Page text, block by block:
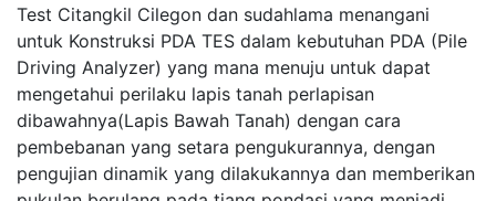
Test Citangkil Cilegon dan sudahlama menangani
untuk Konstruksi PDA TES dalam kebutuhan PDA (Pile
Driving Analyzer) yang mana menuju untuk dapat
mengetahui perilaku lapis tanah perlapisan
dibawahnya(Lapis Bawah Tanah) dengan cara
pembebanan yang setara pengukurannya, dengan
pengujian dinamik yang dilakukannya dan memberikan